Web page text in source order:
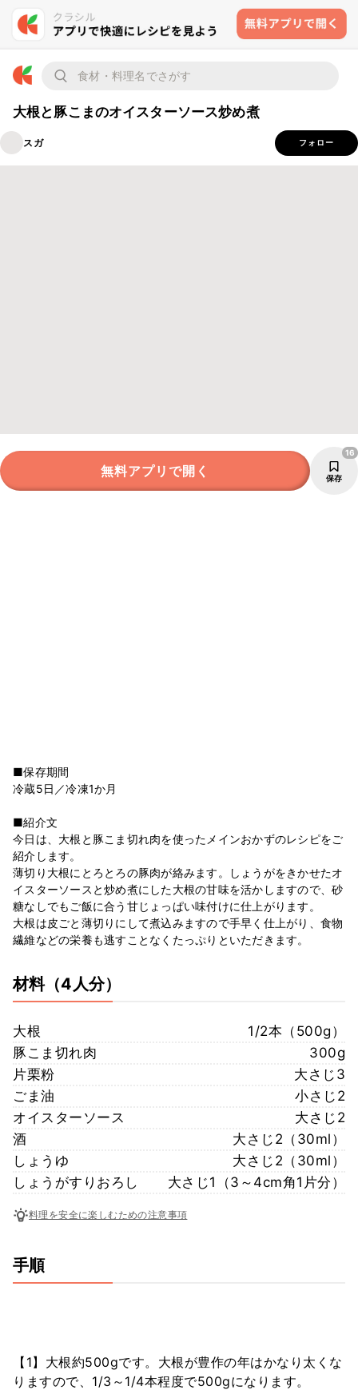
大根と豚こまのオイスターソース炒め煮
スガ フォロー
無料アプリで開く 保存
16
■保存期間
冷蔵5日／冷凍1か月
■紹介文
今日は、大根と豚こま切れ肉を使ったメインおかずのレシピをご
紹介します。
薄切り大根にとろとろの豚肉が絡みます。しょうがをきかせたオ
イスターソースと炒め煮にした大根の甘味を活かしますので、砂
糖なしでもご飯に合う甘じょっぱい味付けに仕上がります。
大根は皮ごと薄切りにして煮込みますので手早く仕上がり、食物
繊維などの栄養も逃すことなくたっぷりといただきます。
材料（4人分）
大根
1/2本（500g）
豚こま切れ肉
300g
片栗粉
大さじ3
ごま油
小さじ2
オイスターソース
大さじ2
酒
大さじ2（30ml）
しょうゆ
大さじ2（30ml）
しょうがすりおろし
大さじ1（3～4cm角1片分）
料理を安全に楽しむための注意事項
手順
【1】大根約500gです。大根が豊作の年はかなり太くな
りますので、1/3～1/4本程度で500gになります。